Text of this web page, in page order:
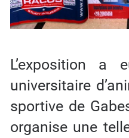
L’exposition a
universitaire
sportive de
organise une